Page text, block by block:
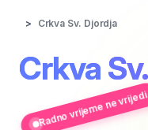
Crkva Sv. Djordja
Crkva
Radno vrijeme ne vrijedi